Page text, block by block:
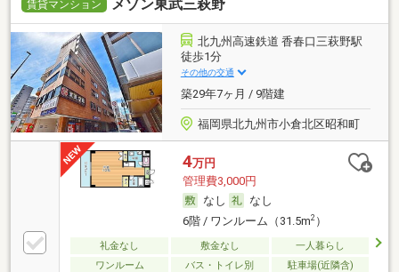
賃貸マンション メゾン東武三萩野
北九州高速鉄道 香春口三萩野駅
徒歩1分
その他の交通
築29年7ヶ月 / 9階建
福岡県北九州市小倉北区昭和町
4万円
管理費3,000円
なし
なし
6階 / ワンルーム（31.5m2）
礼金なし 敷金なし
一人暮らし
ワンルーム
バス・トイレ別 駐車場(近隣含)